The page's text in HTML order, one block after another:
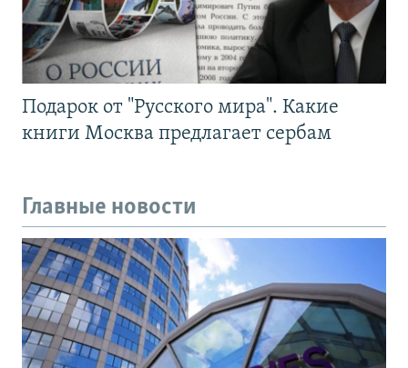
Подарок от "Русского мира". Какие
книги Москва предлагает сербам
Главные новости